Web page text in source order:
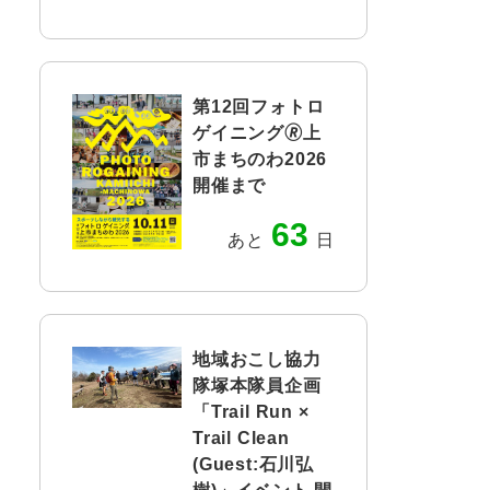
第12回フォトロ
ゲイニング🄬上
市まちのわ2026
開催まで
あと 63 日
地域おこし協力
隊塚本隊員企画
「Trail Run ×
Trail Clean
(Guest:石川弘